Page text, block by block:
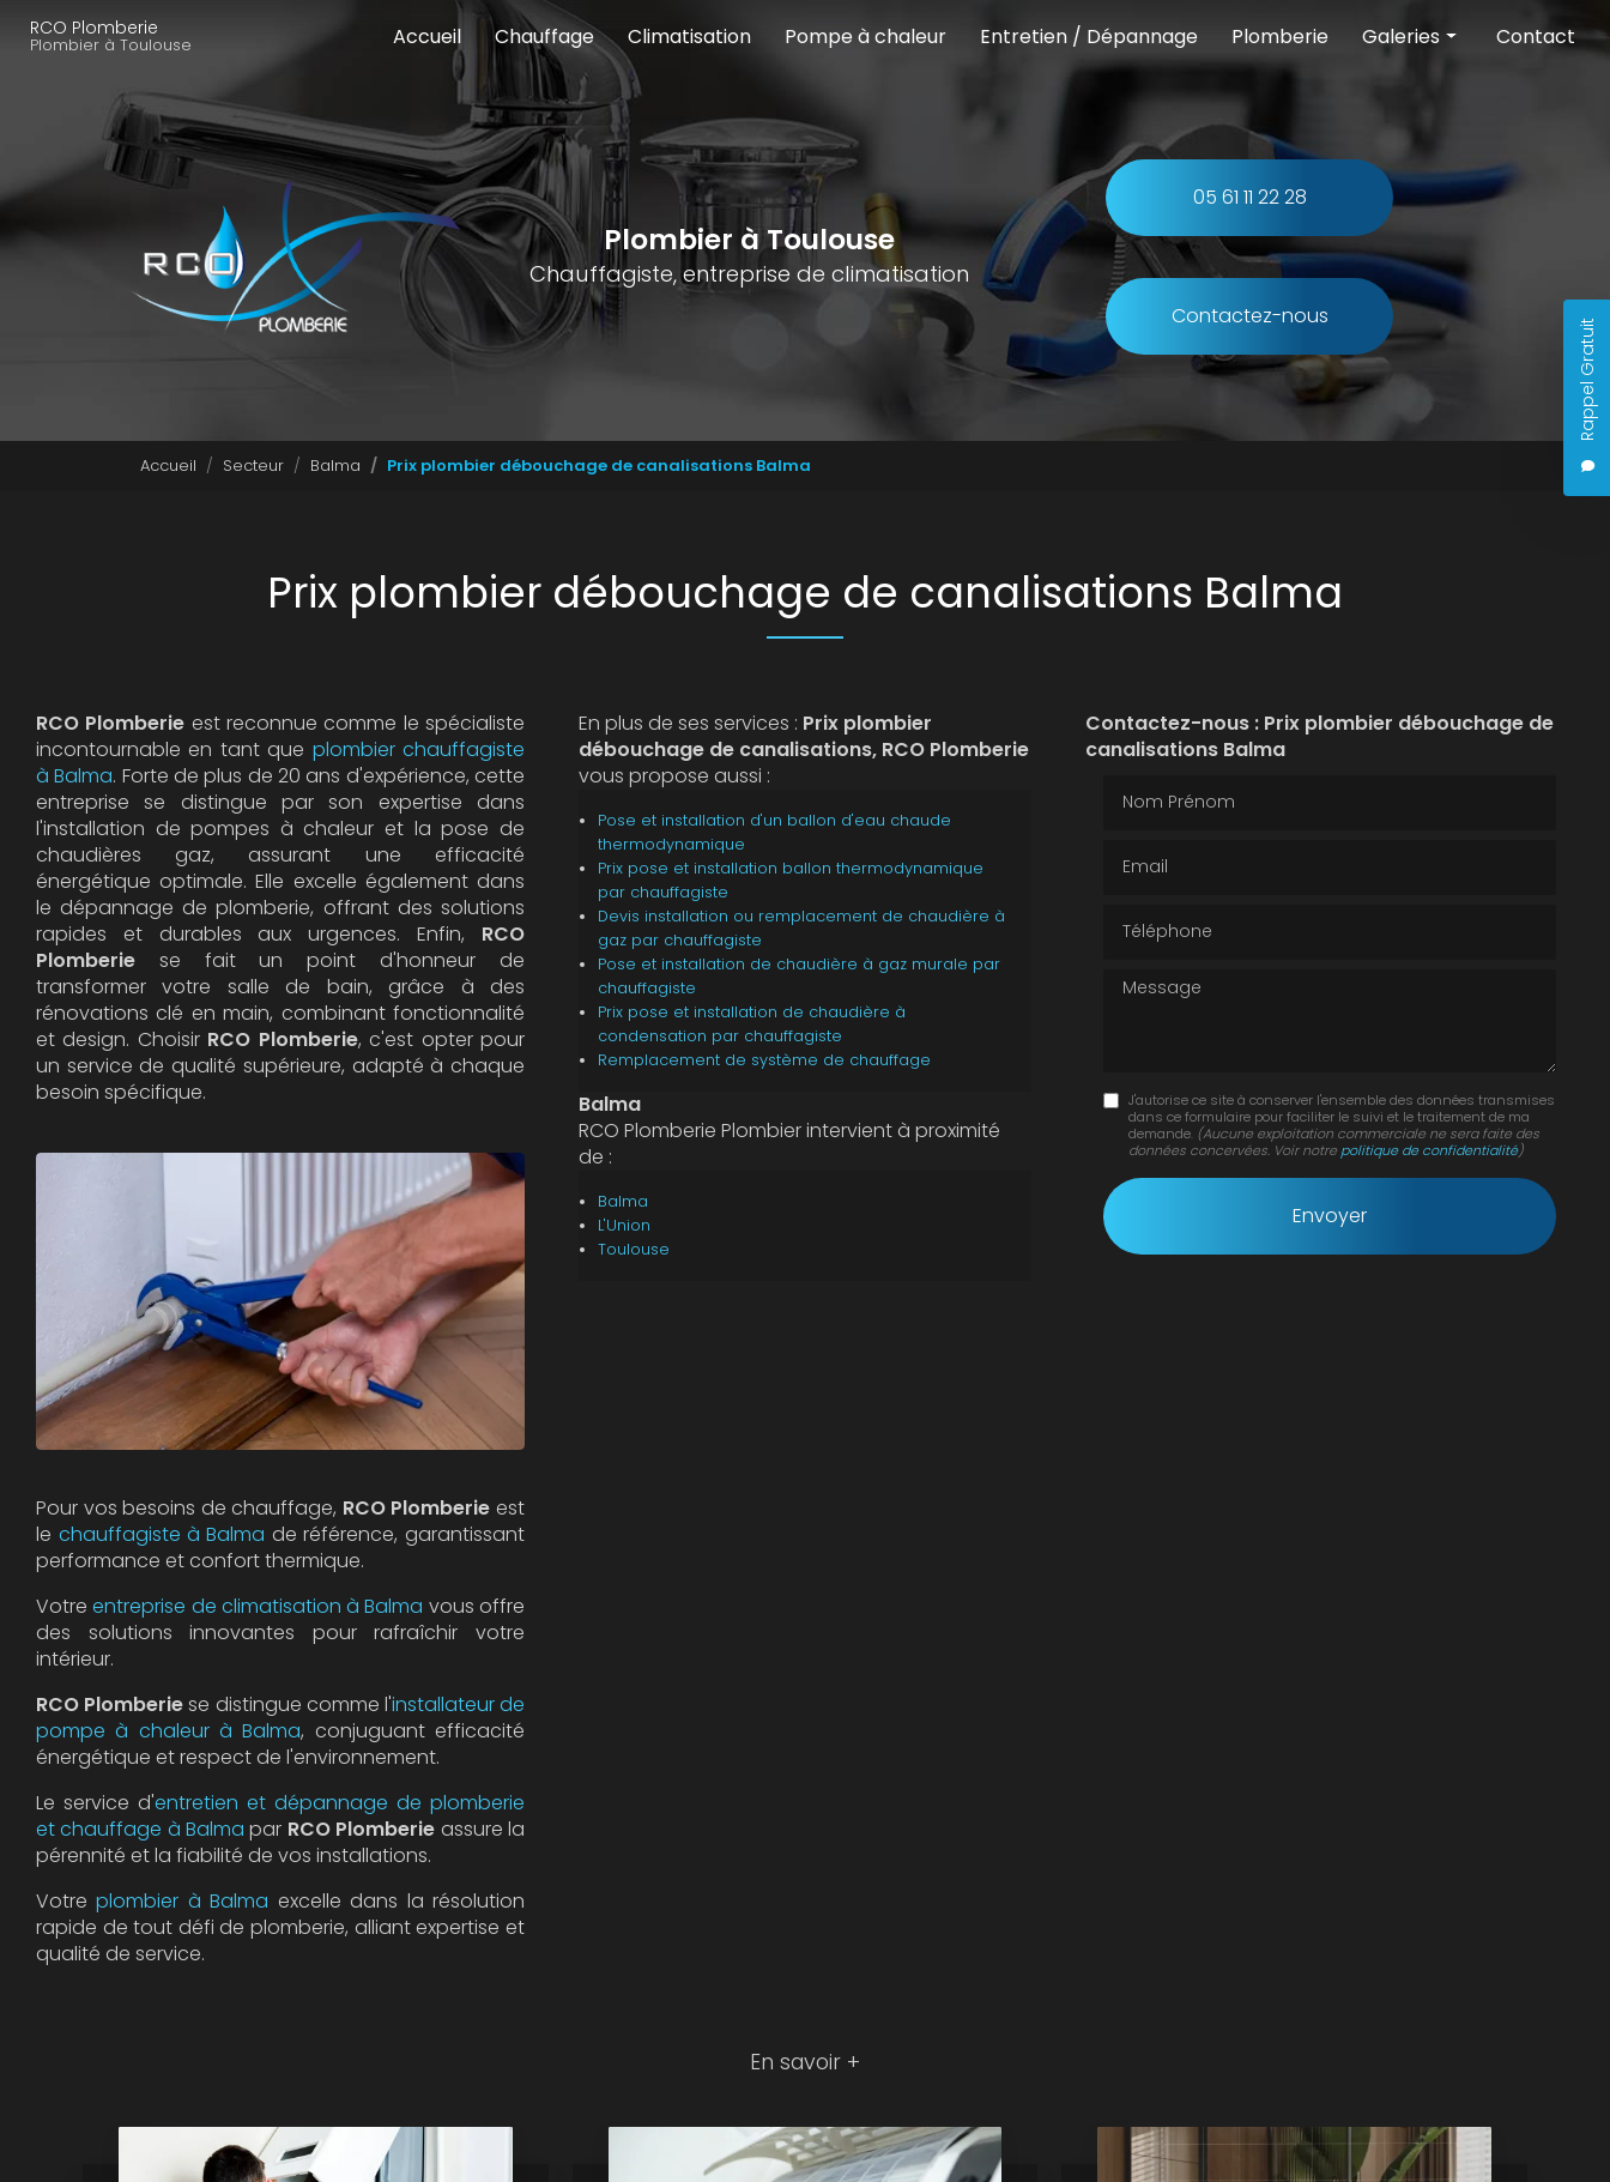
RCO Plomberie
Plombier à Toulouse
Rappel Gratuit
Accueil
Chauffage Climatisation Pompe à chaleur Entretien / Dépannage Plomberie Galeries
Pompe à chaleur
Entretien et dépannage
Plomberie
Contact
Plombier à Toulouse
Chauffagiste, entreprise de climatisation
05 61 11 22 28
Contactez-nous
Accueil Secteur Balma Prix plombier débouchage de canalisations Balma
Prix plombier débouchage de canalisations Balma
RCO Plomberie est reconnue comme le spécialiste
incontournable en tant que plombier chauffagiste
à Balma. Forte de plus de 20 ans d'expérience, cette
entreprise se distingue par son expertise dans
l'installation de pompes à chaleur et la pose de
chaudières gaz, assurant une efficacité
énergétique optimale. Elle excelle également dans
le dépannage de plomberie, offrant des solutions
rapides et durables aux urgences. Enfin, RCO
Plomberie se fait un point d'honneur de
transformer votre salle de bain, grâce à des
rénovations clé en main, combinant fonctionnalité
et design. Choisir RCO Plomberie, c'est opter pour
un service de qualité supérieure, adapté à chaque
besoin spécifique.
Pour vos besoins de chauffage, RCO Plomberie est
le chauffagiste à Balma de référence, garantissant
performance et confort thermique.
Votreentreprise de climatisation à Balma vous offre
des solutions innovantes pour rafraîchir votre
intérieur.
RCO Plomberiese distingue comme l'installateur de
pompe à chaleur à Balma, conjuguant efficacité
énergétique et respect de l'environnement.
Le service d'entretien et dépannage de plomberie
et chauffage à Balma par RCO Plomberie assure la
pérennité et la fiabilité de vos installations.
Votreplombier à Balma excelle dans la résolution
rapide de tout défi de plomberie, alliant expertise et
qualité de service.
En plus de ses services : Prix plombier
débouchage de canalisations, RCO Plomberie
vous propose aussi :
Pose et installation d'un ballon d'eau chaude
thermodynamique
Prix pose et installation ballon thermodynamique
par chauffagiste
Devis installation ou remplacement de chaudière à
gaz par chauffagiste
Pose et installation de chaudière à gaz murale par
chauffagiste
Prix pose et installation de chaudière à
condensation par chauffagiste
Remplacement de système de chauffage
Balma
RCO Plomberie Plombier intervient à proximité
de :
Balma
L'Union
Toulouse
Contactez-nous : Prix plombier débouchage de
canalisations Balma
Message
J'autorise ce site à conserver l'ensemble des données transmises
dans ce formulaire pour faciliter le suivi et le traitement de ma
demande. (Aucune exploitation commerciale ne sera faite des
données concervées. Voir notre politique de confidentialité)
En savoir +